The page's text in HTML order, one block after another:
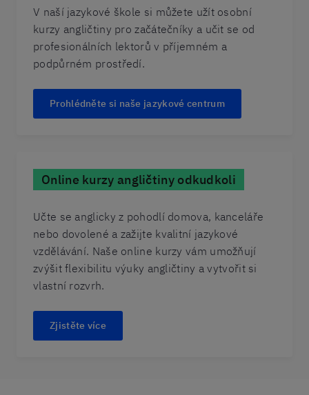
V naší jazykové škole si můžete užít osobní
kurzy angličtiny pro začátečníky a učit se od
profesionálních lektorů v příjemném a
podpůrném prostředí.
Prohlédněte si naše jazykové centrum
Online kurzy angličtiny odkudkoli
Učte se anglicky z pohodlí domova, kanceláře
nebo dovolené a zažijte kvalitní jazykové
vzdělávání. Naše online kurzy vám umožňují
zvýšit flexibilitu výuky angličtiny a vytvořit si
vlastní rozvrh.
Zjistěte více